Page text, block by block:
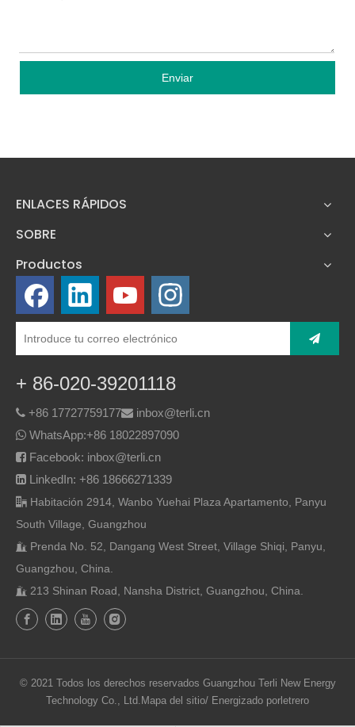
Enviar
ENLACES RÁPIDOS
SOBRE
Productos
+ 86-020-39201118
 +86 17727759177 inbox@terli.cn
 WhatsApp:+86 18022897090
 Facebook: inbox@terli.cn
 LinkedIn: +86 18666271339
 Habitación 2914, Wanbo Yuehai Plaza Apartamento, Panyu
South Village, Guangzhou
 Prenda No. 52, Dangang West Street, Village Shiqi, Panyu,
Guangzhou, China.
 213 Shinan Road, Nansha District, Guangzhou, China.
© 2021 Todos los derechos reservados Guangzhou Terli New Energy
Technology Co., Ltd. Mapa del sitio/ Energizado por letrero